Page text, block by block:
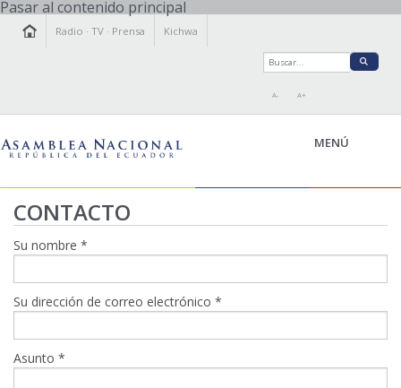
Pasar al contenido principal
Radio ·TV · Prensa Kichwa
A- A+
MENÚ
LA ASAMBLEA
FISCALIZAMOS
TRANSPARENCIA
PARTICIPACIÓN
CONTACTO
Su nombre *
Su dirección de correo electrónico *
Asunto *